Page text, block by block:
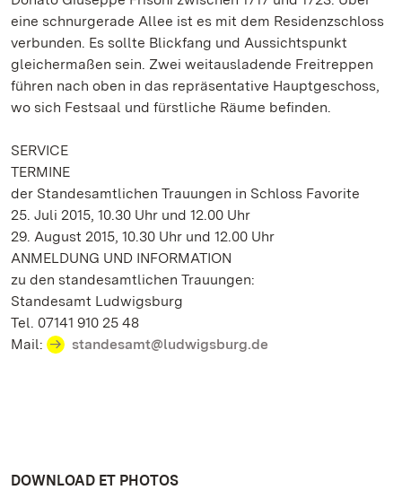
eine schnurgerade Allee ist es mit dem Residenzschloss
verbunden. Es sollte Blickfang und Aussichtspunkt
gleichermaßen sein. Zwei weitausladende Freitreppen
führen nach oben in das repräsentative Hauptgeschoss,
wo sich Festsaal und fürstliche Räume befinden.
SERVICE
TERMINE
der Standesamtlichen Trauungen in Schloss Favorite
25. Juli 2015, 10.30 Uhr und 12.00 Uhr
29. August 2015, 10.30 Uhr und 12.00 Uhr
ANMELDUNG UND INFORMATION
zu den standesamtlichen Trauungen:
Standesamt Ludwigsburg
Tel. 07141 910 25 48
Mail:
standesamt@ludwigsburg.de
DOWNLOAD ET PHOTOS